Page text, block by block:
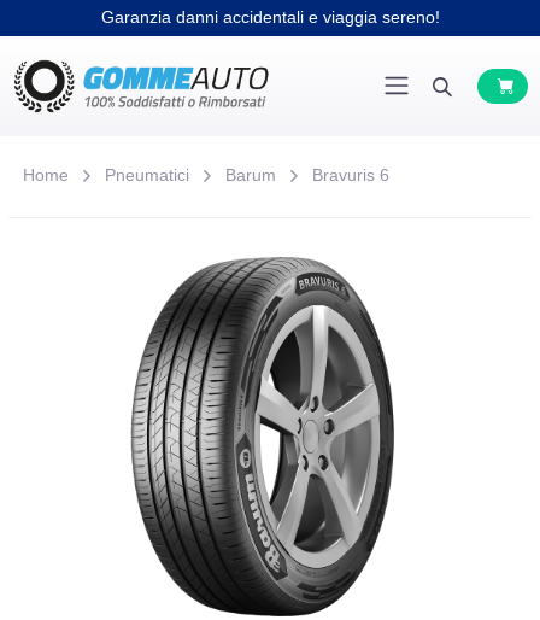
Garanzia danni accidentali e viaggia sereno!
Home Pneumatici Barum Bravuris 6